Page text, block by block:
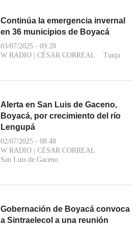
Continúa la emergencia invernal
en 36 municipios de Boyacá
03/07/2025 - 09:28
W RADIO
CÉSAR CORREAL Tunja
Alerta en San Luis de Gaceno,
Boyacá, por crecimiento del río
Lengupá
02/07/2025 - 08:48
W RADIO
CÉSAR CORREAL
San Luis de Gaceno
Gobernación de Boyacá convoca
a Sintraelecol a una reunión